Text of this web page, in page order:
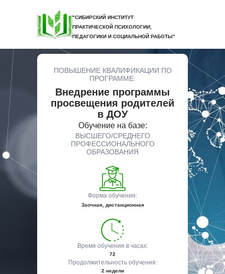
"СИБИРСКИЙ ИНСТИТУТ
ПРАКТИЧЕСКОЙ ПСИХОЛОГИИ,
ПЕДАГОГИКИ И СОЦИАЛЬНОЙ РАБОТЫ"
ПОВЫШЕНИЕ КВАЛИФИКАЦИИ ПО
ПРОГРАММЕ:
Внедрение программы
просвещения родителей
в ДОУ
Обучение на базе:
ВЫСШЕГО/СРЕДНЕГО
ПРОФЕССИОНАЛЬНОГО
ОБРАЗОВАНИЯ
Форма обучения:
Заочная, дистанционная
Время обучения в часах:
72
Продолжительность обучения:
2 недели